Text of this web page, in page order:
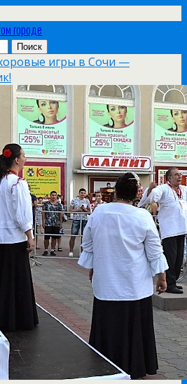
городе
игры в Сочи —